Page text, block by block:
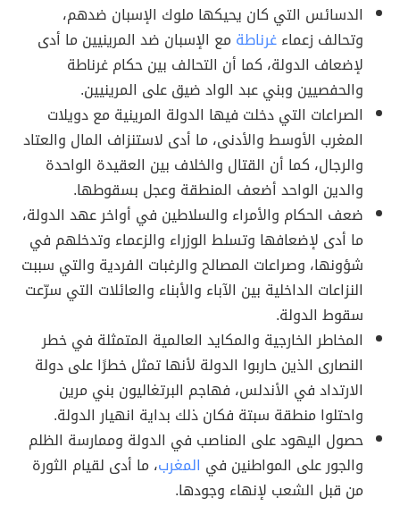
الدسائس التي كان يحيكها ملوك الإسبان ضدهم،
وتحالف زعماءغرناطة مع الإسبان ضد المرينيين ما أدى
لإضعاف الدولة، كما أن التحالف بين حكام غرناطة
والحفصيين وبني عبد الواد ضيق على المرينيين.
الصراعات التي دخلت فيها الدولة المرينية مع دويلات
المغرب الأوسط والأدنى، ما أدى لاستنزاف المال والعتاد
والرجال، كما أن القتال والخلاف بين العقيدة الواحدة
والدين الواحد أضعف المنطقة وعجل بسقوطها.
ضعف الحكام والأمراء والسلاطين في أواخر عهد الدولة،
ما أدى لإضعافها وتسلط الوزراء والزعماء وتدخلهم في
شؤونها، وصراعات المصالح والرغبات الفردية والتي سببت
النزاعات الداخلية بين الآباء والأبناء والعائلات التي سرّعت
سقوط الدولة.
المخاطر الخارجية والمكايد العالمية المتمثلة في خطر
النصارى الذين حاربوا الدولة لأنها تمثل خطرًا على دولة
الارتداد في الأندلس، فهاجم البرتغاليون بني مرين
واحتلوا منطقة سبتة فكان ذلك بداية انهيار الدولة.
حصول اليهود على المناصب في الدولة وممارسة الظلم
والجور على المواطنين في المغرب، ما أدى لقيام الثورة
من قبل الشعب لإنهاء وجودها.